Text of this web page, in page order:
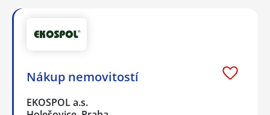
Nákup nemovitostí
EKOSPOL a.s.